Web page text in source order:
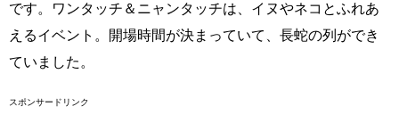
です。ワンタッチ＆ニャンタッチは、イヌやネコとふれあ
えるイベント。開場時間が決まっていて、長蛇の列ができ
ていました。
スポンサードリンク